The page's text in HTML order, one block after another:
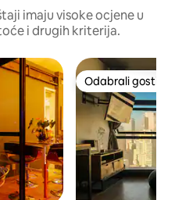
imaju visoke ocjene u
i drugih kriterija.
Odabrali gosti
Odabrali gosti